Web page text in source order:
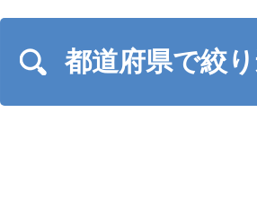
都道府県で絞